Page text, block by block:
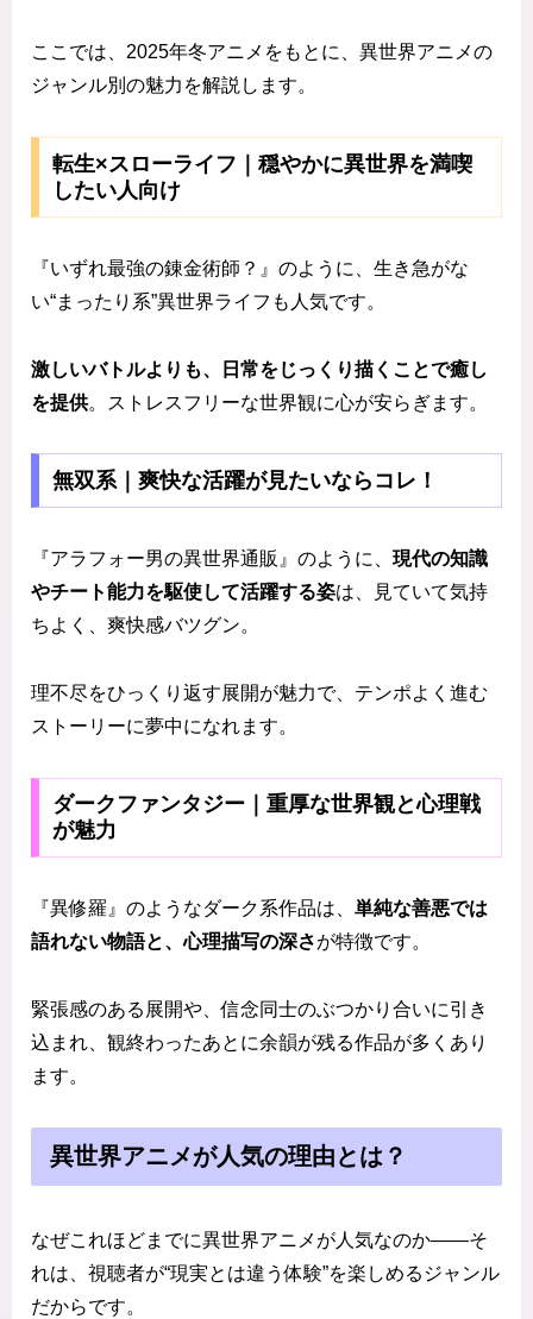
ここでは、2025年冬アニメをもとに、異世界アニメの
ジャンル別の魅力を解説します。
転生×スローライフ｜穏やかに異世界を満喫
したい人向け
『いずれ最強の錬金術師？』のように、生き急がな
い“まったり系”異世界ライフも人気です。
激しいバトルよりも、日常をじっくり描くことで癒し
を提供。ストレスフリーな世界観に心が安らぎます。
無双系｜爽快な活躍が見たいならコレ！
『アラフォー男の異世界通販』のように、 現代の知識
やチート能力を駆使して活躍する姿は、見ていて気持
ちよく、爽快感バツグン。
理不尽をひっくり返す展開が魅力で、テンポよく進む
ストーリーに夢中になれます。
ダークファンタジー｜重厚な世界観と心理戦
が魅力
『異修羅』のようなダーク系作品は、 単純な善悪では
語れない物語と、心理描写の深さが特徴です。
緊張感のある展開や、信念同士のぶつかり合いに引き
込まれ、観終わったあとに余韻が残る作品が多くあり
ます。
異世界アニメが人気の理由とは？
なぜこれほどまでに異世界アニメが人気なのか――そ
れは、視聴者が“現実とは違う体験”を楽しめるジャンル
だからです。